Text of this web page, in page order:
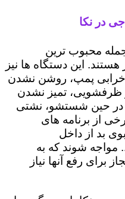
در نکا
محبوب ترین
این دستگاه ها نیز
خرابی پمپ، روشن نشدن
ظرفشویی، تمیز نشدن
در حین شستشو، نشتی
از برنامه های
بد از داخل
شوند که به
رفع آنها نیاز